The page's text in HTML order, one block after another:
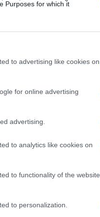
Purposes for which it
to advertising like cookies on
for online advertising
advertising.
to analytics like cookies on
to functionality of the website
to personalization.
di Recruiting